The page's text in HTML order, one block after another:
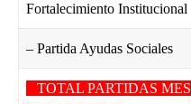
Fortalecimiento Institucional
– Partida Ayudas Sociales
TOTAL PARTIDAS MES